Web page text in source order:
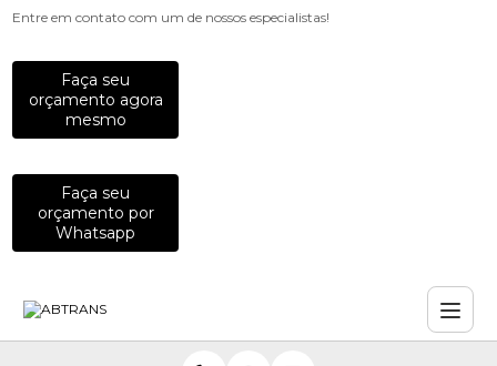
Entre em contato com um de nossos especialistas!
Faça seu
orçamento agora
mesmo
Faça seu
orçamento por
Whatsapp